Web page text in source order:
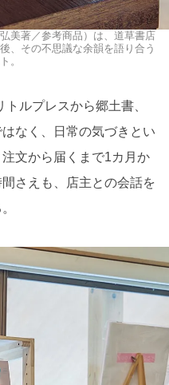
美著／参考商品）は、道草書店
、その不思議な余韻を語り合う
。
ルプレスから郷土書、
なく、日常の気づきとい
文から届くまで1カ月か
さえも、店主との会話を